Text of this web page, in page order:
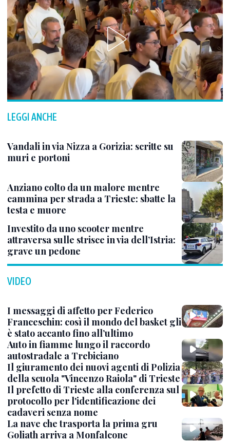
LEGGI ANCHE
Vandali in via Nizza a Gorizia: scritte su
muri e portoni
Anziano colto da un malore mentre
cammina per strada a Trieste: sbatte la
testa e muore
Investito da uno scooter mentre
attraversa sulle strisce in via dell’Istria:
grave un pedone
VIDEO
I messaggi di affetto per Federico
Franceschin: così il mondo del basket gli
è stato accanto fino all’ultimo
Auto in fiamme lungo il raccordo
autostradale a Trebiciano
Il giuramento dei nuovi agenti di Polizia
della scuola "Vincenzo Raiola" di Trieste
Il prefetto di Trieste alla conferenza sul
protocollo per l'identificazione dei
cadaveri senza nome
La nave che trasporta la prima gru
Goliath arriva a Monfalcone